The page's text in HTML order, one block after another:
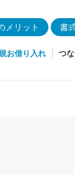
メリット 書
お借り入れ つ